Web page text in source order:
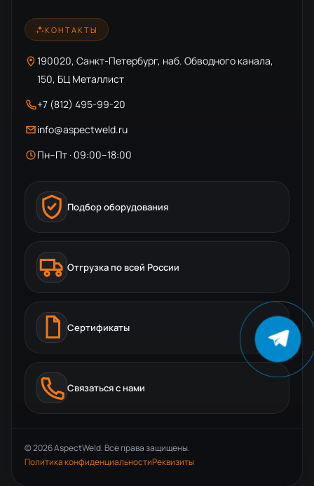
КОНТАКТЫ
190020, Санкт-Петербург, наб. Обводного канала,
150, БЦ Металлист
+7 (812) 495-99-20
info@aspectweld.ru
Пн–Пт · 09:00–18:00
Подбор оборудования
Отгрузка по всей России
Сертификаты
Связаться с нами
© 2026 AspectWeld. Все права защищены.
Политика конфиденциальностиРеквизиты